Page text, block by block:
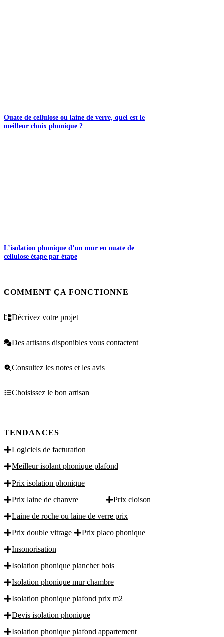
Ouate de cellulose ou laine de verre, quel est le
meilleur choix phonique ?
L’isolation phonique d’un mur en ouate de
cellulose étape par étape
COMMENT ÇA FONCTIONNE
Décrivez votre projet
Des artisans disponibles vous contactent
Consultez les notes et les avis
Choisissez le bon artisan
TENDANCES
Logiciels de facturation
Meilleur isolant phonique plafond
Prix isolation phonique
Prix laine de chanvre
Prix cloison
Laine de roche ou laine de verre prix
Prix double vitrage
Prix placo phonique
Insonorisation
Isolation phonique plancher bois
Isolation phonique mur chambre
Isolation phonique plafond prix m2
Devis isolation phonique
Isolation phonique plafond appartement